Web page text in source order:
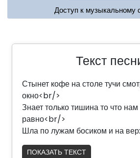
Доступ к музыкальному
Текст
Стынет кофе на столе тучи
окно<br/>
Знает только тишина то что
равно<br/>
Шла по лужам босиком и на
ПОКАЗАТЬ ТЕКСТ